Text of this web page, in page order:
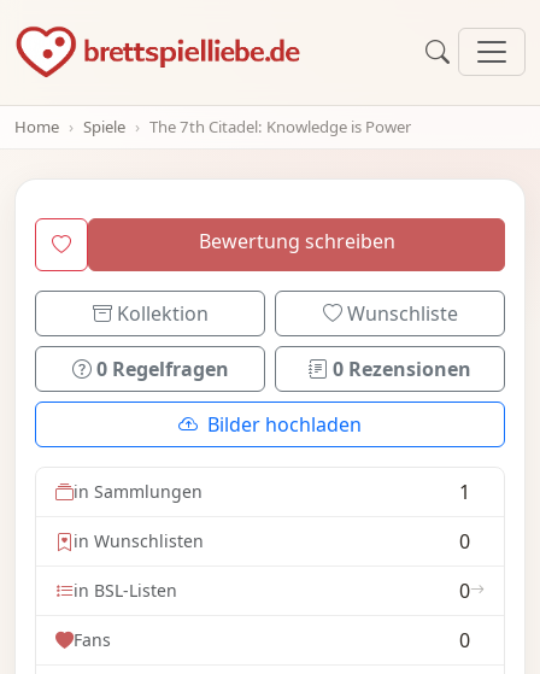
Home Spiele The 7th Citadel: Knowledge is Power
Bewertung schreiben
Kollektion Wunschliste
0 Regelfragen 0 Rezensionen
Bilder hochladen
in Sammlungen 1
in Wunschlisten 0
in BSL-Listen 0
Fans 0